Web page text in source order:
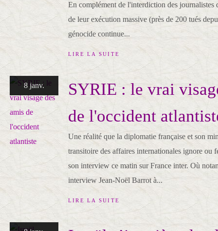
En complément de l'interdiction des journalistes
de leur exécution massive (près de 200 tués
génocide continue...
LIRE LA SUITE
8 janv.
SYRIE : le vrai
de l'occident
Une réalité que la diplomatie française et son
transitoire des affaires internationales ignore ou
son interview ce matin sur France inter. Où
interview Jean-Noël Barrot à...
LIRE LA SUITE